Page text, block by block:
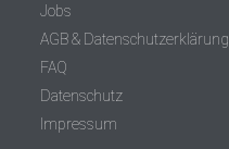
Jobs
AGB & Datenschutzerklärung
FAQ
Datenschutz
Impressum